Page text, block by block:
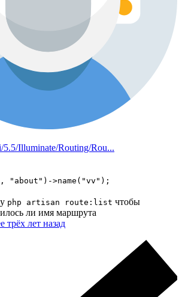
5.5/Illuminate/Routing/Rou...
"about")->name("vv");
php artisan route:list чтобы
ли имя маршрута
трёх лет назад